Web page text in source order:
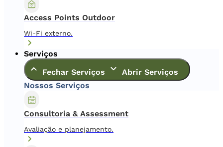
Access Points Outdoor
Wi-Fi externo.
Serviços
Fechar Serviços
Abrir Serviços
Nossos Serviços
Consultoria & Assessment
Avaliação e planejamento.